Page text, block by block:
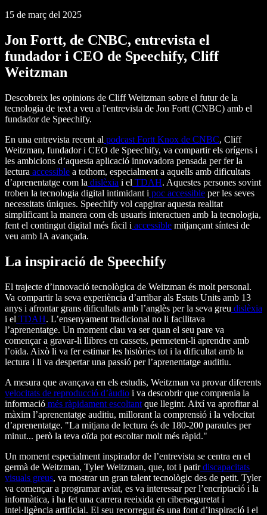
15 de març del 2025
Jon Fortt, de CNBC, entrevista el
fundador i CEO de Speechify, Cliff
Weitzman
Descobreix les opinions de Cliff Weitzman sobre el futur de la
tecnologia de text a veu a l'entrevista de Jon Fortt (CNBC) amb el
fundador de Speechify.
En una entrevista recent al podcast Fortt Knox de CNBC, Cliff
Weitzman, fundador i CEO de Speechify, va compartir els orígens i
les ambicions d’aquesta aplicació innovadora pensada per fer la
lectura accessible a tothom, especialment a aquells amb dificultats
d’aprenentatge com la dislèxia i el TDAH. Aquestes persones sovint
troben la tecnologia digital intimidant i poc accessible per les seves
necessitats úniques. Speechify vol capgirar aquesta realitat
simplificant la manera com els usuaris interactuen amb la tecnologia,
fent el contingut digital més fàcil i accessible mitjançant síntesi de
veu amb IA avançada.
La inspiració de Speechify
El trajecte d’innovació tecnològica de Weitzman és molt personal.
Va compartir la seva experiència d’arribar als Estats Units amb 13
anys i afrontar grans dificultats amb l’anglès per la seva greu dislèxia
i el TDAH. L’ensenyament tradicional no li facilitava
l’aprenentatge. Un moment clau va ser quan el seu pare va
començar a gravar-li llibres en cassets, permetent-li aprendre amb
l’oïda. Això li va fer estimar les històries tot i la dificultat amb la
lectura i li va despertar una passió per l’aprenentatge auditiu.
A mesura que avançava en els estudis, Weitzman va provar diferents
velocitats de reproducció d’àudio i va descobrir que comprenia la
informació més ràpidament escoltant que llegint. Així va aprofitar al
màxim l’aprenentatge auditiu, millorant la comprensió i la velocitat
d’aprenentatge. "La mitjana de lectura és de 180-200 paraules per
minut... però la teva oïda pot escoltar molt més ràpid."
Un moment especialment inspirador de l’entrevista se centra en el
germà de Weitzman, Tyler Weitzman, que, tot i patirdiscapacitats
visuals greus, va mostrar un gran talent tecnològic des de petit. Tyler
va començar a programar aviat, es va interessar per l’encriptació i la
informàtica, i ha fet una carrera reeixida en ciberseguretat i
intel·ligència artificial. El seu recorregut és una font d’inspiració i el